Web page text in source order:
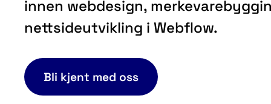
innen webdesign,
nettsideutvikling i Webflow.
Bli kjent med oss